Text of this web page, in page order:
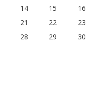
14 15
16
21 22
23
28 29
30